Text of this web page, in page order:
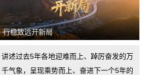
骗子上门推销熊猫净水器，专挑农村老
下手
汽车4s店诱导消费者签订汽车销售合
同，联合二手车商坑骗消费者。退诚意
小米17pro镜头起雾，官方拆机后没解决
好问题，并且不换新，我申请换新加
行稳致远开新局
讲述过去5年各地迎难而上、踔厉奋发的万
千气象，呈现乘势而上、奋进下一个5年的